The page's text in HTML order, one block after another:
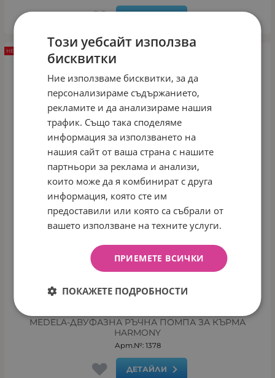
MEDELA-ДВУФАЗНА РЪЧНА ПОМПА ЗА КЪРМА
HARMONY
Арт.№: 1378
ДЕТАЙЛИ
НЕНАЛИЧЕН
Този уебсайт използва
бисквитки
Ние използваме бисквитки, за да
персонализираме съдържанието,
рекламите и да анализираме нашия
трафик. Също така споделяме
информация за използването на
нашия сайт от ваша страна с нашите
партньори за реклама и анализи,
които може да я комбинират с друга
информация, която сте им
предоставили или която са събрали от
вашето използване на техните услуги.
ПРИЕМЕТЕ ВСИЧКИ
ПОКАЖЕТЕ ПОДРОБНОСТИ